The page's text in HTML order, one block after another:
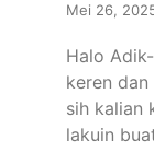
Mei 26,
Halo
keren dan
sih kalian
lakuin